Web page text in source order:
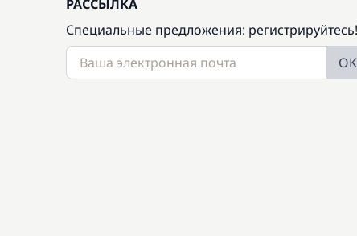
РАССЫЛКА
Специальные предложения: регистрируйтесь!
OK